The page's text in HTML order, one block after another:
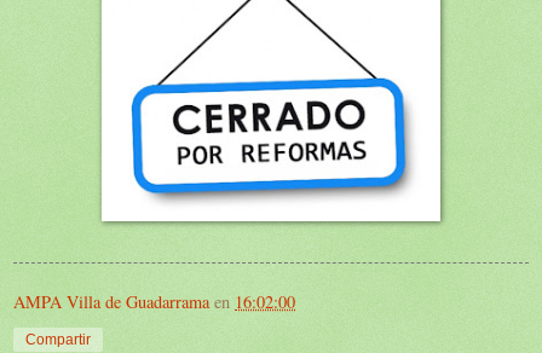
AMPA Villa de Guadarrama en 16:02:00
Compartir